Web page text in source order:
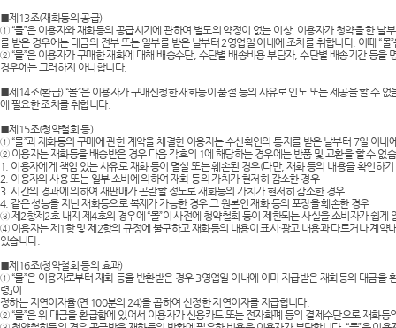
AP-100013
AP-100100
AP-100017
AP-100110
AP-100048
■제13조(재화등의 공급)
① “몰”은 이용자와 재화등의 공급시기에 관하여 별도의 약정이 없는 이상, 이용자가 청약을 한 날
를 받은 경우에는 대금의 전부 또는 일부를 받은 날부터 2영업일 이내에 조치를 취합니다. 이때 “
② “몰”은 이용자가 구매한 재화에 대해 배송수단, 수단별 배송비용 부담자, 수단별 배송기간 등을
경우에는 그러하지 아니합니다.
■제14조(환급) “몰”은 이용자가 구매신청한 재화등이 품절 등의 사유로 인도 또는 제공을 할 수
에 필요한 조치를 취합니다.
■제15조(청약철회 등)
① “몰”과 재화등의 구매에 관한 계약을 체결한 이용자는 수신확인의 통지를 받은 날부터 7일 이내
② 이용자는 재화등을 배송받은 경우 다음 각호의 1에 해당하는 경우에는 반품 및 교환을 할 수 없
1. 이용자에게 책임 있는 사유로 재화 등이 멸실 또는 훼손된 경우(다만, 재화 등의 내용을 확인하
2. 이용자의 사용 또는 일부 소비에 의하여 재화 등의 가치가 현저히 감소한 경우
3. 시간의 경과에 의하여 재판매가 곤란할 정도로 재화등의 가치가 현저히 감소한 경우
4. 같은 성능을 지닌 재화등으로 복제가 가능한 경우 그 원본인 재화 등의 포장을 훼손한 경우
③ 제2항제2호 내지 제4호의 경우에 “몰”이 사전에 청약철회 등이 제한되는 사실을 소비자가 쉽
④ 이용자는 제1항 및 제2항의 규정에 불구하고 재화등의 내용이 표시·광고 내용과 다르거나 계
있습니다.
■제16조(청약철회 등의 효과)
① “몰”은 이용자로부터 재화 등을 반환받은 경우 3영업일 이내에 이미 지급받은 재화등의 대금을
령」이
정하는 지연이자율(연 100분의 24)을 곱하여 산정한 지연이자를 지급합니다.
② “몰”은 위 대금을 환급함에 있어서 이용자가 신용카드 또는 전자화폐 등의 결제수단으로 재화